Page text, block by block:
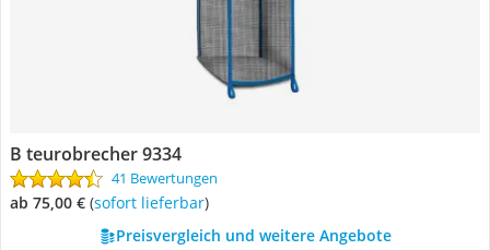
B teurobrecher 9334
41 Bewertungen
ab 75,00 € ( Sofort lieferbar)
Preisvergleich und weitere Angebote